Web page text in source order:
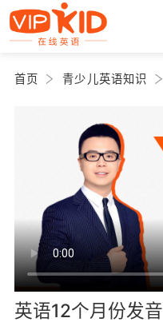
首页 青少儿英语知识
英语12个月份发音